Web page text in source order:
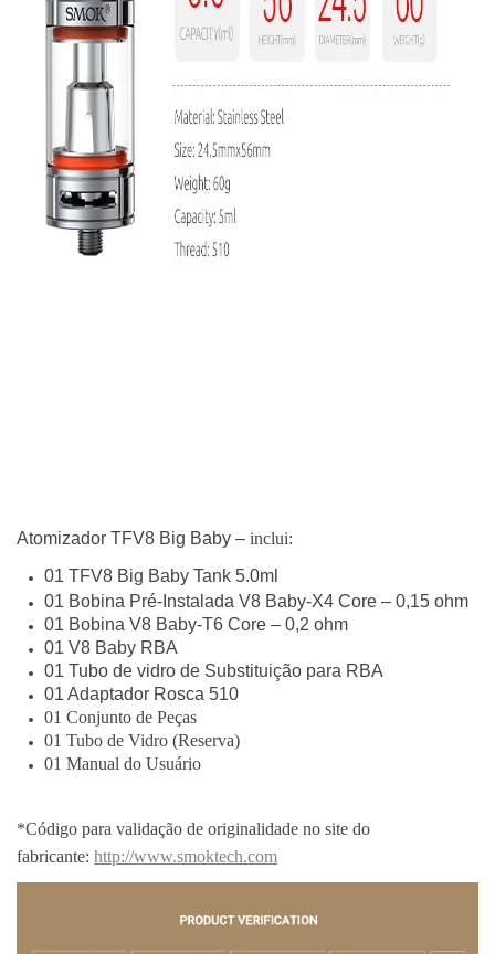
Atomizador TFV8 Big Baby – inclui:
01 TFV8 Big Baby Tank 5.0ml
01 Bobina Pré-Instalada V8 Baby-X4 Core – 0,15 ohm
01 Bobina V8 Baby-T6 Core – 0,2 ohm
01 V8 Baby RBA
01 Tubo de vidro de Substituição para RBA
01 Adaptador Rosca 510
01 Conjunto de Peças
01 Tubo de Vidro (Reserva)
01 Manual do Usuário
*Código para validação de originalidade no site do
fabricante: http://www.smoktech.com​